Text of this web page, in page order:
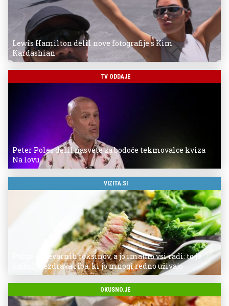
Lewis Hamilton delil nove fotografije s Kim
Kardashian
TV ODDAJE
Peter Poles delil nasvete za bodoče tekmovalce kviza
Na lovu
VIZITA.SI
Polna je nevarnih toksinov, a jo imamo vsi radi: to je
najbolj nezdrava riba, ki jo mnogi redno uživajo
OKUSNO.JE